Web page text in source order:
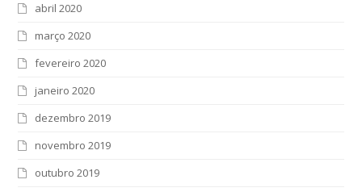
abril 2020
março 2020
fevereiro 2020
janeiro 2020
dezembro 2019
novembro 2019
outubro 2019